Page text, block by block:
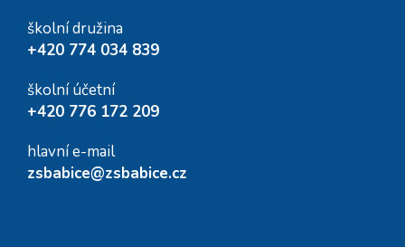
školní družina
+420 774 034 839
školní účetní
+420 776 172 209
hlavní e-mail
zsbabice@zsbabice.cz